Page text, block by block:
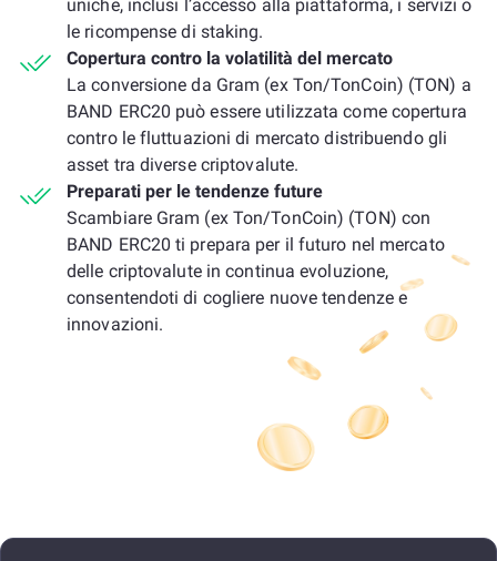
uniche, inclusi l’accesso alla piattaforma, i servizi o
le ricompense di staking.
Copertura contro la volatilità del mercato
La conversione da Gram (ex Ton/TonCoin) (TON) a
BAND ERC20 può essere utilizzata come copertura
contro le fluttuazioni di mercato distribuendo gli
asset tra diverse criptovalute.
Preparati per le tendenze future
Scambiare Gram (ex Ton/TonCoin) (TON) con
BAND ERC20 ti prepara per il futuro nel mercato
delle criptovalute in continua evoluzione,
consentendoti di cogliere nuove tendenze e
innovazioni.